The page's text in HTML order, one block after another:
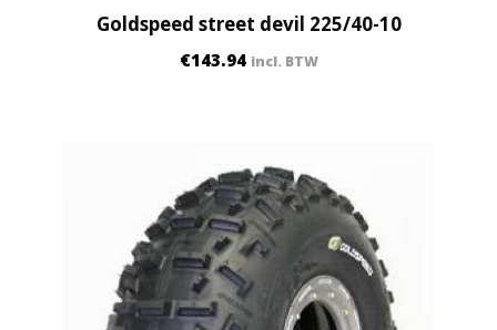
Goldspeed street devil 225/40-10
€143.94 incl. BTW